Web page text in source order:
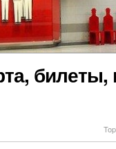
билеты,